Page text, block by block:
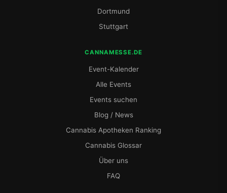
Dortmund
Stuttgart
CANNAMESSE.DE
Event-Kalender
Alle Events
Events suchen
Blog / News
Cannabis Apotheken Ranking
Cannabis Glossar
Über uns
FAQ